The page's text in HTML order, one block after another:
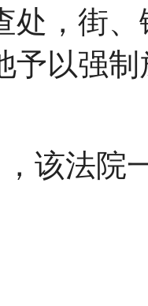
处，街
予以强
，该法院